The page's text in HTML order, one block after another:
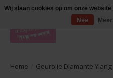
De lekkerste geuren wasparfum in uw
producten --> wasparfum --> geurtester
Home Geurolie Diamante Ylang
Wij slaan cookies op om onze
Nee